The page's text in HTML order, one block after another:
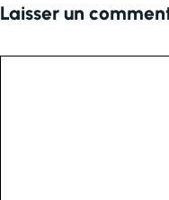
Laisser un